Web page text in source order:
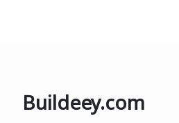
Buildeey.com